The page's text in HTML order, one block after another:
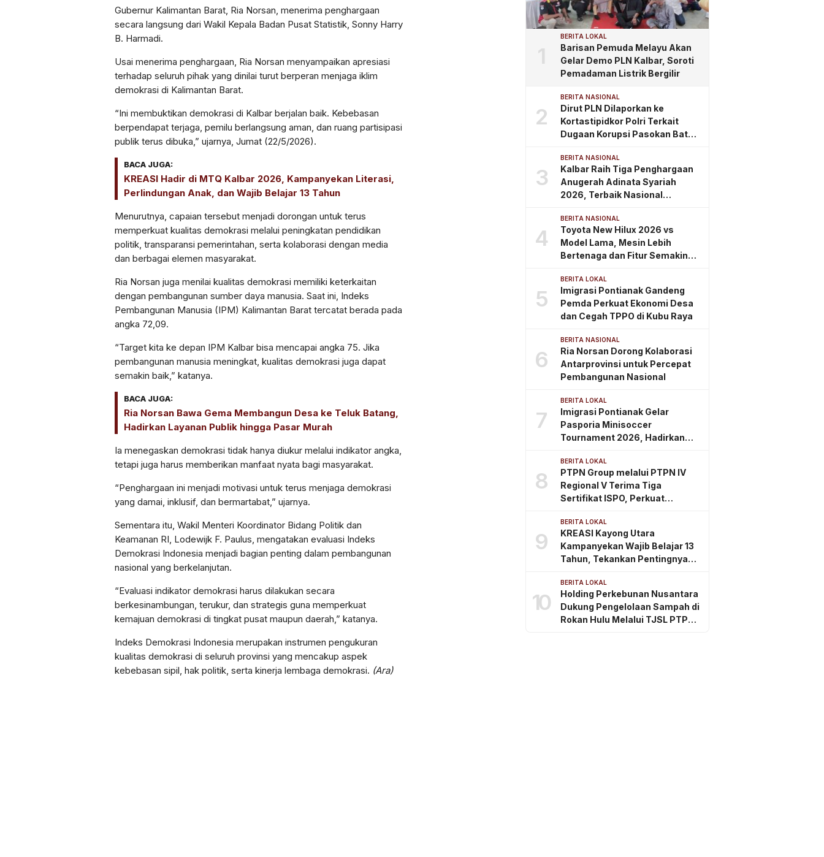
Gubernur Kalimantan Barat, Ria Norsan, menerima penghargaan
secara langsung dari Wakil Kepala Badan Pusat Statistik, Sonny Harry
B. Harmadi.
Usai menerima penghargaan, Ria Norsan menyampaikan apresiasi
terhadap seluruh pihak yang dinilai turut berperan menjaga iklim
demokrasi di Kalimantan Barat.
“Ini membuktikan demokrasi di Kalbar berjalan baik. Kebebasan
berpendapat terjaga, pemilu berlangsung aman, dan ruang partisipasi
publik terus dibuka,” ujarnya, Jumat (22/5/2026).
BACA JUGA:
KREASI Hadir di MTQ Kalbar 2026, Kampanyekan Literasi,
Perlindungan Anak, dan Wajib Belajar 13 Tahun
Menurutnya, capaian tersebut menjadi dorongan untuk terus
memperkuat kualitas demokrasi melalui peningkatan pendidikan
politik, transparansi pemerintahan, serta kolaborasi dengan media
dan berbagai elemen masyarakat.
Ria Norsan juga menilai kualitas demokrasi memiliki keterkaitan
dengan pembangunan sumber daya manusia. Saat ini, Indeks
Pembangunan Manusia (IPM) Kalimantan Barat tercatat berada pada
angka 72,09.
“Target kita ke depan IPM Kalbar bisa mencapai angka 75. Jika
pembangunan manusia meningkat, kualitas demokrasi juga dapat
semakin baik,” katanya.
BACA JUGA:
Ria Norsan Bawa Gema Membangun Desa ke Teluk Batang,
Hadirkan Layanan Publik hingga Pasar Murah
Ia menegaskan demokrasi tidak hanya diukur melalui indikator angka,
tetapi juga harus memberikan manfaat nyata bagi masyarakat.
“Penghargaan ini menjadi motivasi untuk terus menjaga demokrasi
yang damai, inklusif, dan bermartabat,” ujarnya.
Sementara itu, Wakil Menteri Koordinator Bidang Politik dan
Keamanan RI, Lodewijk F. Paulus, mengatakan evaluasi Indeks
Demokrasi Indonesia menjadi bagian penting dalam pembangunan
nasional yang berkelanjutan.
“Evaluasi indikator demokrasi harus dilakukan secara
berkesinambungan, terukur, dan strategis guna memperkuat
kemajuan demokrasi di tingkat pusat maupun daerah,” katanya.
Indeks Demokrasi Indonesia merupakan instrumen pengukuran
kualitas demokrasi di seluruh provinsi yang mencakup aspek
kebebasan sipil, hak politik, serta kinerja lembaga demokrasi. (Ara)
1
BERITA LOKAL
Barisan Pemuda Melayu Akan
Gelar Demo PLN Kalbar, Soroti
Pemadaman Listrik Bergilir
2
BERITA NASIONAL
Dirut PLN Dilaporkan ke
Kortastipidkor Polri Terkait
Dugaan Korupsi Pasokan Batu
3
BERITA NASIONAL
Kalbar Raih Tiga Penghargaan
Anugerah Adinata Syariah
2026, Terbaik Nasional
4
BERITA NASIONAL
Toyota New Hilux 2026 vs
Model Lama, Mesin Lebih
Bertenaga dan Fitur Semakin
5
BERITA LOKAL
Imigrasi Pontianak Gandeng
Pemda Perkuat Ekonomi Desa
dan Cegah TPPO di Kubu Raya
6
BERITA NASIONAL
Ria Norsan Dorong Kolaborasi
Antarprovinsi untuk Percepat
Pembangunan Nasional
7
BERITA LOKAL
Imigrasi Pontianak Gelar
Pasporia Minisoccer
Tournament 2026, Hadirkan
8
BERITA LOKAL
PTPN Group melalui PTPN IV
Regional V Terima Tiga
Sertifikat ISPO, Perkuat
Berkelanjutan di Kalimantan
Timur
9
BERITA LOKAL
KREASI Kayong Utara
Kampanyekan Wajib Belajar 13
Tahun, Tekankan Pentingnya
Dini
10
BERITA LOKAL
Holding Perkebunan Nusantara
Dukung Pengelolaan Sampah di
Rokan Hulu Melalui TJSL PTPN